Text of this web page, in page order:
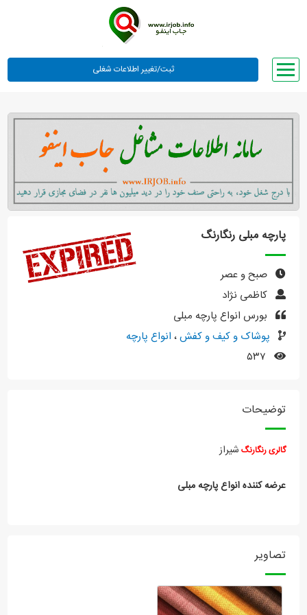
وبلاگ
معرفی ما
تعرفه ها
راهنما
ورود یا عضویت
پارچه مبلی رنگارنگ
صبح و عصر
کاظمی نژاد
بورس انواع پارچه مبلی
پوشاک و کیف و کفش، انواع پارچه
توضیحات
گالری رنگارنگ شیراز
عرضه کننده انواع پارچه مبلی
تصاویر